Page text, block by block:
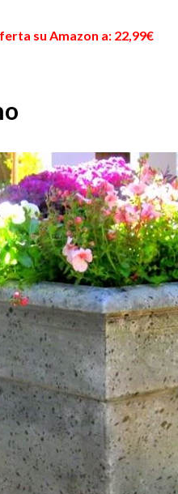
su Amazon a: 22,99€